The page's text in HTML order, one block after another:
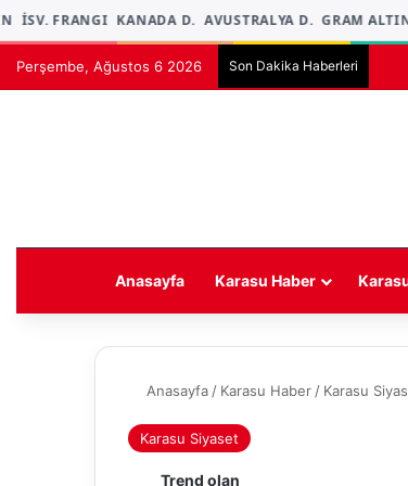
İSV. FRANGI KANADA D. AVUSTRALYA D. GRAM ALTIN
Perşembe, Ağustos 6 2026 Son Dakika Haberleri
Anasayfa Karasu Haber
Anasayfa / Karasu Haber / Karasu
Karasu Siyaset
Trend olan